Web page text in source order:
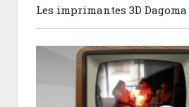
Les imprimantes 3D